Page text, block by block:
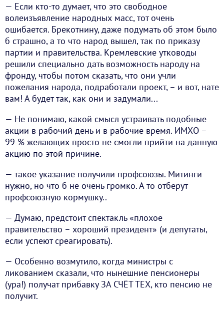
— Если кто-то думает, что это свободное
волеизъявление народных масс, тот очень
ошибается. Брекотнину, даже подумать об этом было
б страшно, а то что народ вышел, так по приказу
партии и правительства. Кремлевские утководы
решили специально дать возможность народу на
фронду, чтобы потом сказать, что они учли
пожелания народа, подработали проект, – и вот, нате
вам! А будет так, как они и задумали...
— Не понимаю, какой смысл устраивать подобные
акции в рабочий день и в рабочие время. ИМХО –
99 % желающих просто не смогли прийти на данную
акцию по этой причине.
— такое указание получили профсоюзы. Митинги
нужно, но что б не очень громко. А то отберут
профсоюзную кормушку..
— Думаю, предстоит спектакль «плохое
правительство – хороший президент» (и депутаты,
если успеют среагировать).
— Особенно возмутило, когда министры с
ликованием сказали, что нынешние пенсионеры
(ура!) получат прибавку ЗА СЧЁТ ТЕХ, кто пенсию не
получит.